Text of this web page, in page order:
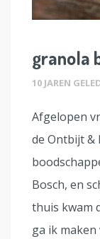
granola
10 JAREN
Afgelopen
de Ontbijt &
Bosch, en
thuis kwam
ga ik